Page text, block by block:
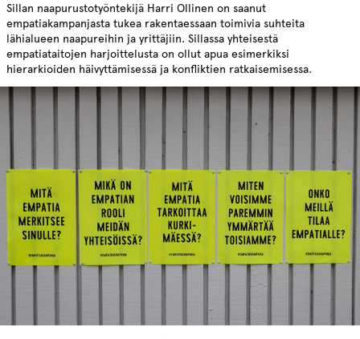
Sillan naapurustotyöntekijä Harri Ollinen on saanut
empatiakampanjasta tukea rakentaessaan toimivia suhteita
lähialueen naapureihin ja yrittäjiin. Sillassa yhteisestä
empatiataitojen harjoittelusta on ollut apua esimerkiksi
hierarkioiden häivyttämisessä ja konfliktien ratkaisemisessa.